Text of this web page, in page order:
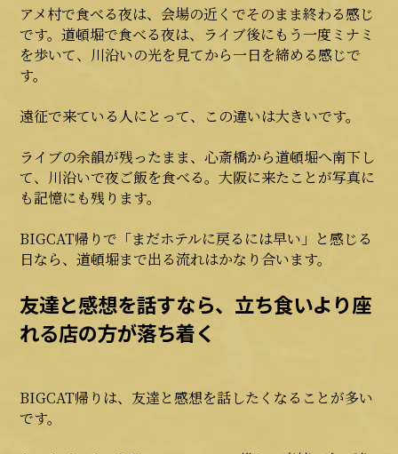
アメ村で食べる夜は、会場の近くでそのまま終わる感じ
です。道頓堀で食べる夜は、ライブ後にもう一度ミナミ
を歩いて、川沿いの光を見てから一日を締める感じで
す。
遠征で来ている人にとって、この違いは大きいです。
ライブの余韻が残ったまま、心斎橋から道頓堀へ南下し
て、川沿いで夜ご飯を食べる。大阪に来たことが写真に
も記憶にも残ります。
BIGCAT帰りで「まだホテルに戻るには早い」と感じる
日なら、道頓堀まで出る流れはかなり合います。
友達と感想を話すなら、立ち食いより座
れる店の方が落ち着く
BIGCAT帰りは、友達と感想を話したくなることが多い
です。